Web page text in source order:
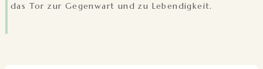
das Tor zur Gegenwart und zu Lebendigkeit.